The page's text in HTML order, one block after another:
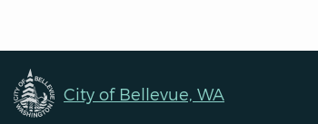
City of Bellevue, WA